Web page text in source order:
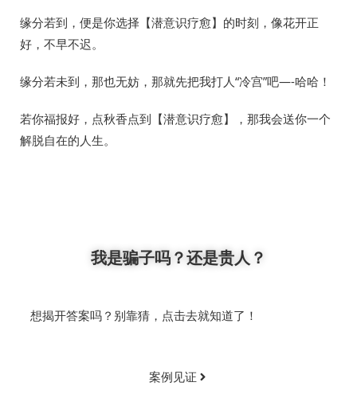
缘分若到，便是你选择【潜意识疗愈】的时刻，像花开正
好，不早不迟。
缘分若未到，那也无妨，那就先把我打人“冷宫”吧—-哈哈！
若你福报好，点秋香点到【潜意识疗愈】，那我会送你一个
解脱自在的人生。
我是骗子吗？还是贵人？
想揭开答案吗？别靠猜，点击去就知道了！
案例见证